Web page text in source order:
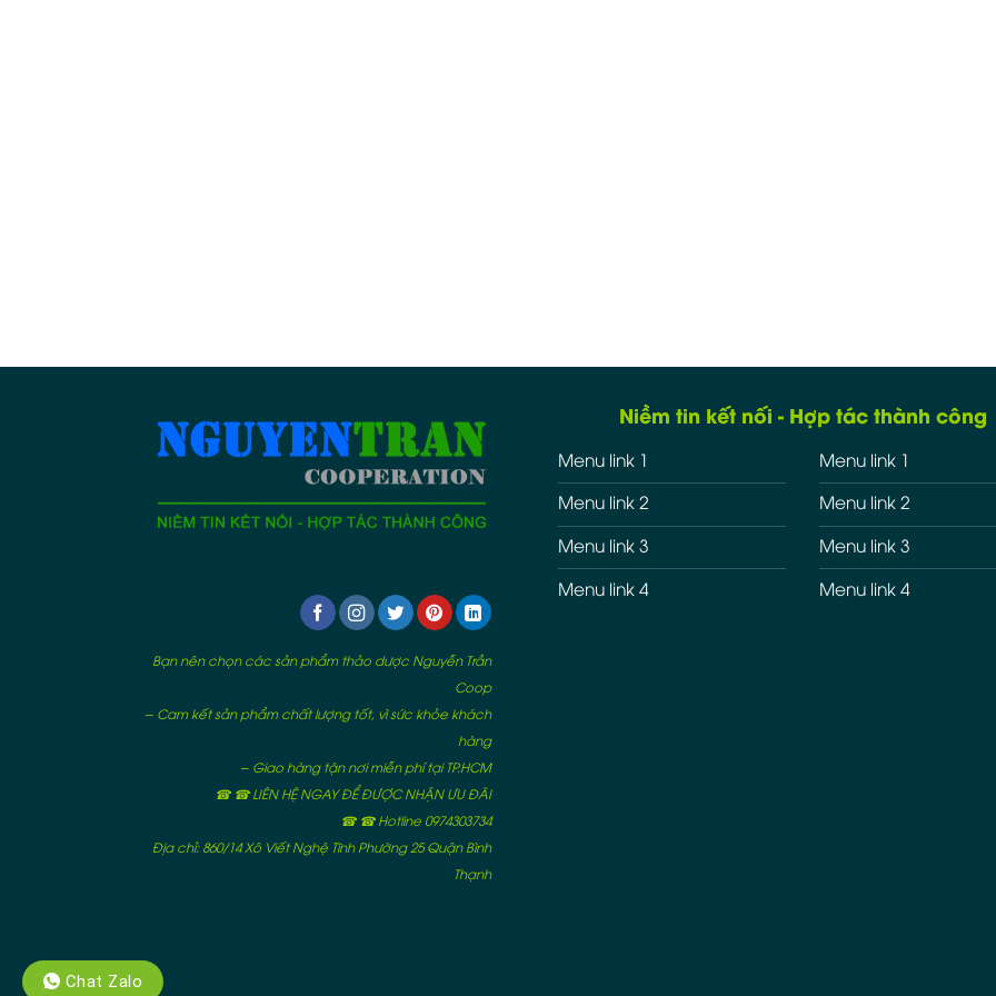
Bạn nên chọn các sản phẩm thảo dược Nguyễn Trần
Coop
– Cam kết sản phẩm chất lượng tốt, vì sức khỏe khách
hàng
– Giao hàng tận nơi miễn phí tại TP.HCM
☎ ☎ LIÊN HỆ NGAY ĐỂ ĐƯỢC NHẬN ƯU ĐÃI
☎ ☎ Hotline 0974303734
Địa chỉ: 860/14 Xô Viết Nghệ Tĩnh Phường 25 Quận Bình
Thạnh
Niềm tin kết nối - Hợp tác thành công
Menu link 1
Menu link 2
Menu link 3
Menu link 4
Menu link 1
Menu link 2
Menu link 3
Menu link 4
Chat Zalo